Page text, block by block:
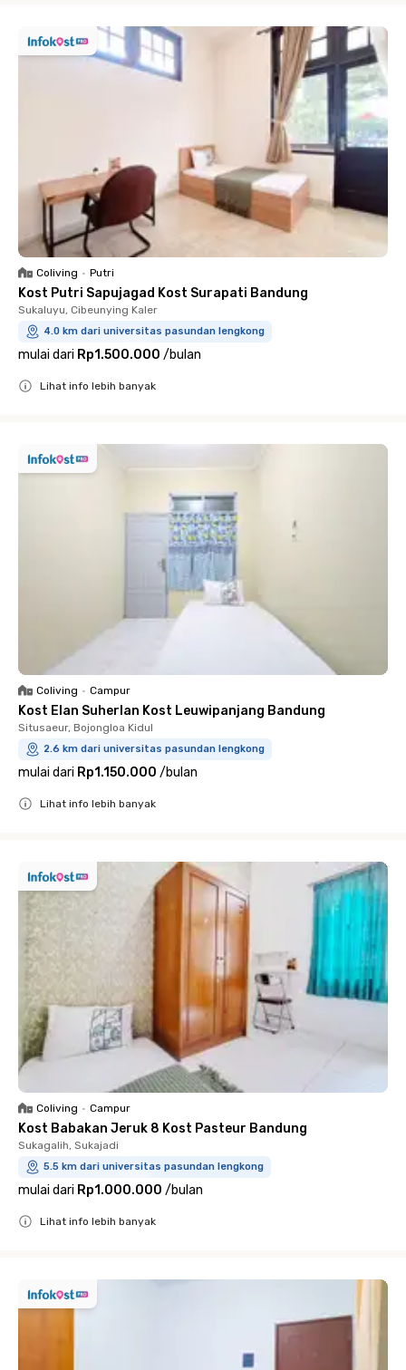
Coliving • Putri
Kost Putri Sapujagad Kost Surapati Bandung
Sukaluyu, Cibeunying Kaler
4.0 km dari universitas pasundan lengkong
mulai dari Rp1.500.000 /bulan
Lihat info lebih banyak
Coliving • Campur
Kost Elan Suherlan Kost Leuwipanjang Bandung
Situsaeur, Bojongloa Kidul
2.6 km dari universitas pasundan lengkong
mulai dari Rp1.150.000 /bulan
Lihat info lebih banyak
Coliving • Campur
Kost Babakan Jeruk 8 Kost Pasteur Bandung
Sukagalih, Sukajadi
5.5 km dari universitas pasundan lengkong
mulai dari Rp1.000.000 /bulan
Lihat info lebih banyak